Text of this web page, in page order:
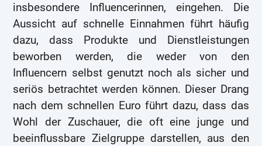
insbesondere Influencerinnen, eingehen. Die
Aussicht auf schnelle Einnahmen führt häufig
dazu, dass Produkte und Dienstleistungen
beworben werden, die weder von den
Influencern selbst genutzt noch als sicher und
seriös betrachtet werden können. Dieser Drang
nach dem schnellen Euro führt dazu, dass das
Wohl der Zuschauer, die oft eine junge und
beeinflussbare Zielgruppe darstellen, aus den